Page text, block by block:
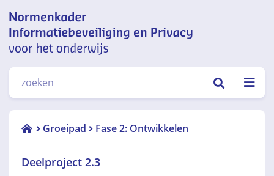
en privacy voor het onderwijs
ZOEKEN
Groeipad Fase 2: Ontwikkelen
Deelproject 2.3
creëren
Deelproject 2.3